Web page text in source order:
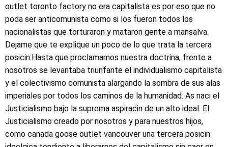
outlet toronto factory no era capitalista es por eso que no
poda ser anticomunista como si los fueron todos los
nacionalistas que torturaron y mataron gente a mansalva.
Dejame que te explique un poco de lo que trata la tercera
posicin:Hasta que proclamamos nuestra doctrina, frente a
nosotros se levantaba triunfante el individualismo capitalista
y el colectivismo comunista alargando la sombra de sus alas
imperiales por todos los caminos de la humanidad. As naci el
Justicialismo bajo la suprema aspiracin de un alto ideal. El
Justicialismo creado por nosotros y para nuestros hijos,
como canada goose outlet vancouver una tercera posicin